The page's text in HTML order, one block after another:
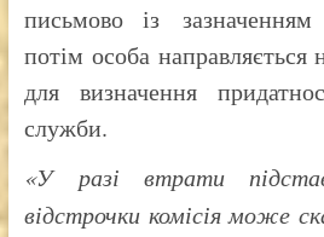
письмово із
потім особа
для визначення
служби.
«У разі втрати
відстрочки комісія може